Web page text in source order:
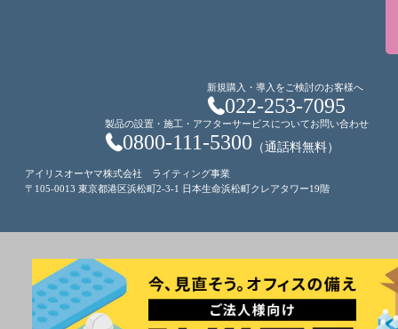
新規購入・導入をご検討のお客様へ
022-253-7095
製品の設置・施工・アフターサービスについてお問い合わせ
0800-111-5300 （通話料無料）
アイリスオーヤマ株式会社 ライティング事業
〒105-0013 東京都港区浜松町2-3-1 日本生命浜松町クレアタワー19階